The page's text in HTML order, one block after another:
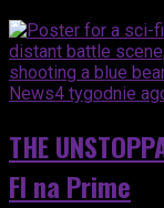
News4 tygodnie
THE
FI na Prime